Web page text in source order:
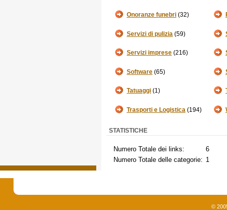
Onoranze funebri (32)
Servizi di pulizia (59)
Servizi imprese (216)
Software (65)
Tatuaggi (1)
Trasporti e Logistica (194)
STATISTICHE
Numero Totale dei links:
6
Numero Totale delle categorie: 1
©